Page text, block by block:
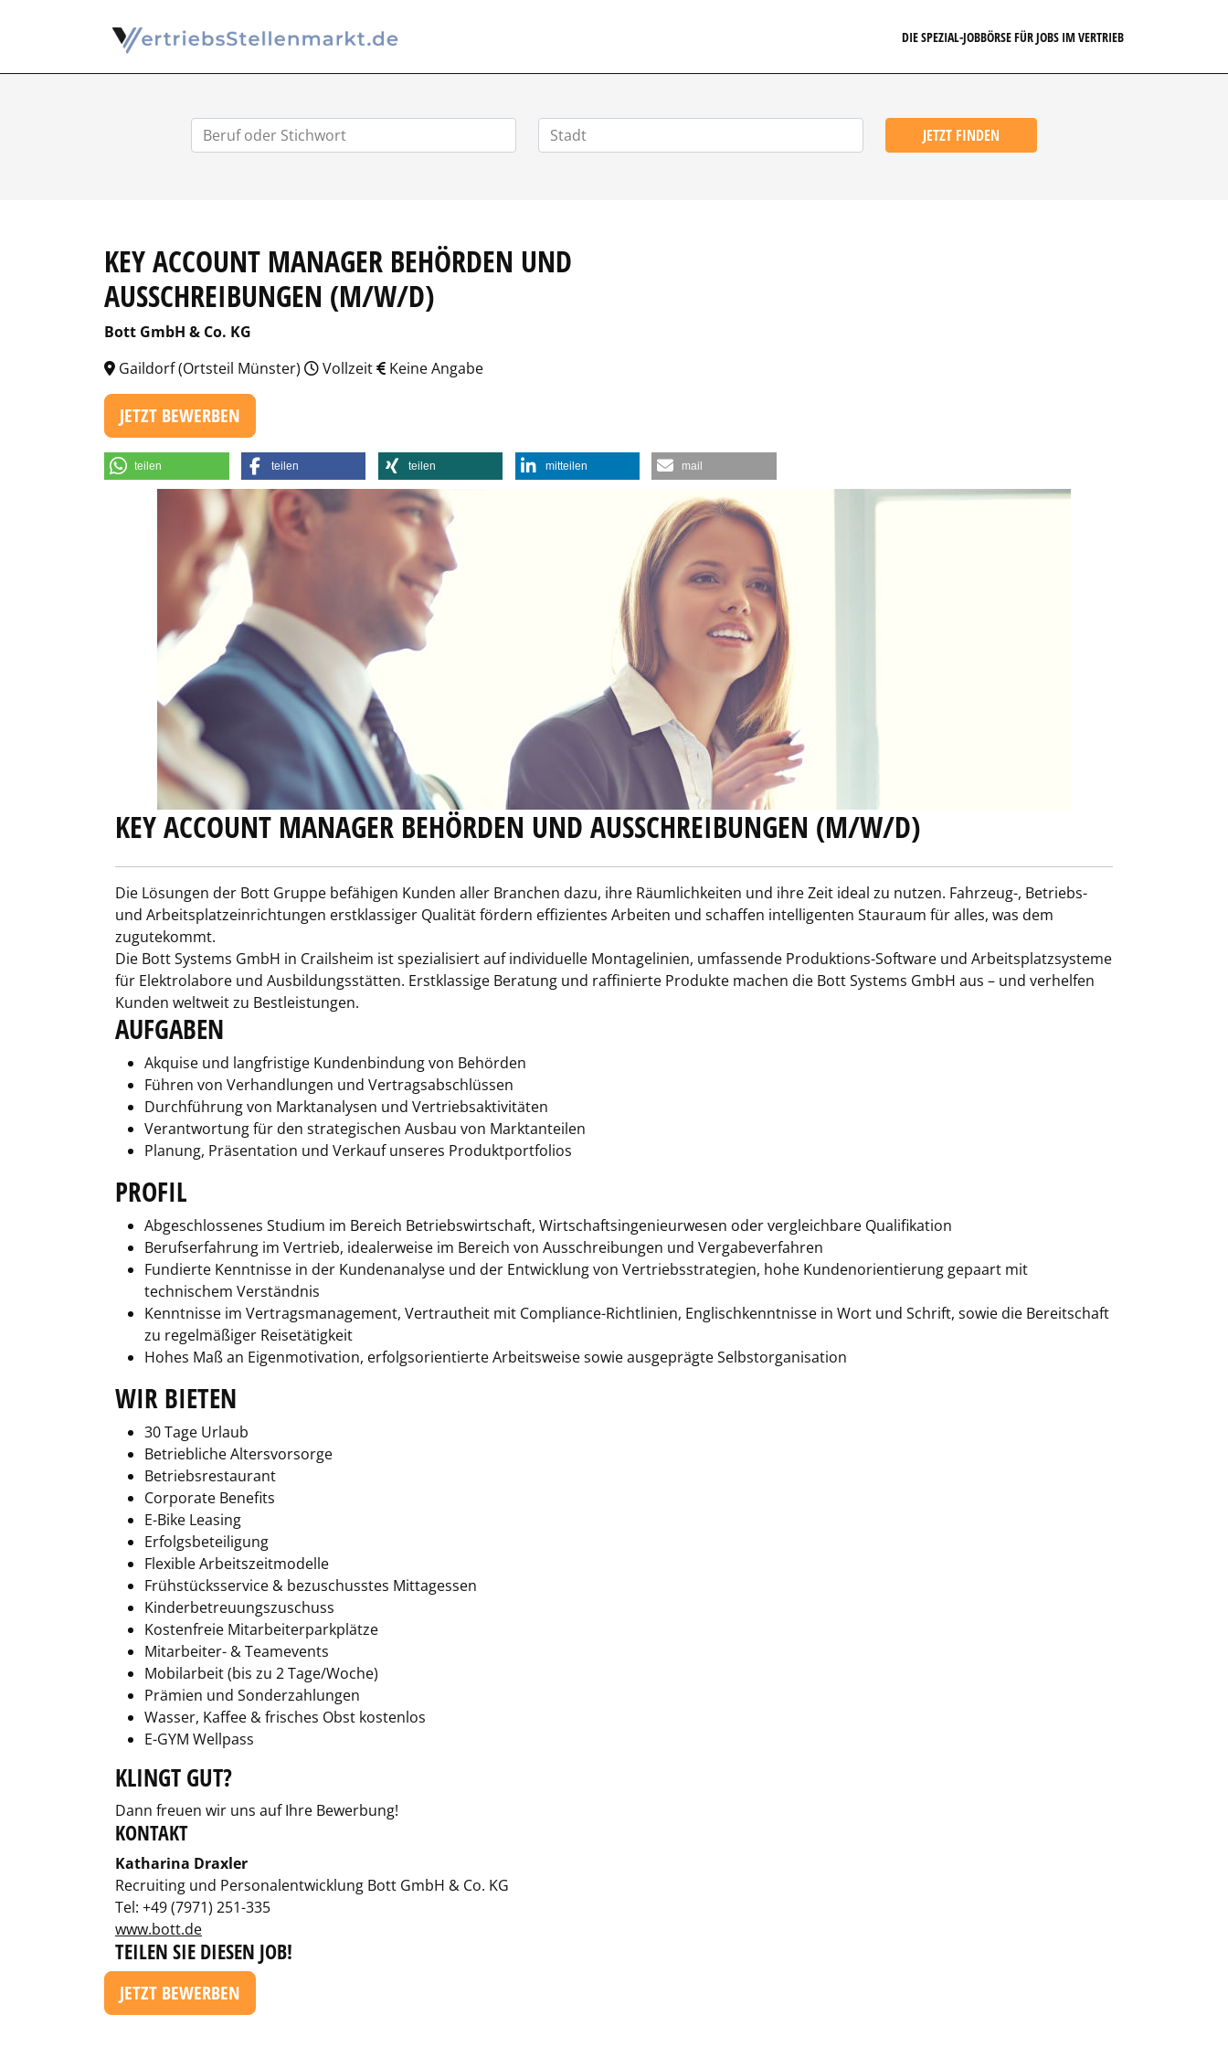
DIE SPEZIAL-JOBBÖRSE FÜR JOBS IM VERTRIEB
JETZT FINDEN
KEY ACCOUNT MANAGER BEHÖRDEN UND
AUSSCHREIBUNGEN (M/W/D)
Bott GmbH & Co. KG
Gaildorf (Ortsteil Münster)
Vollzeit Keine Angabe
JETZT BEWERBEN
teilen teilen teilen mitteilen mail
KEY ACCOUNT MANAGER BEHÖRDEN UND AUSSCHREIBUNGEN (M/W/D)
Die Lösungen der Bott Gruppe befähigen Kunden aller Branchen dazu, ihre Räumlichkeiten und ihre Zeit ideal zu nutzen. Fahrzeug-, Betriebs-
und Arbeitsplatzeinrichtungen erstklassiger Qualität fördern effizientes Arbeiten und schaffen intelligenten Stauraum für alles, was dem
zugutekommt.
Die Bott Systems GmbH in Crailsheim ist spezialisiert auf individuelle Montagelinien, umfassende Produktions-Software und Arbeitsplatzsysteme
für Elektrolabore und Ausbildungsstätten. Erstklassige Beratung und raffinierte Produkte machen die Bott Systems GmbH aus – und verhelfen
Kunden weltweit zu Bestleistungen.
AUFGABEN
Akquise und langfristige Kundenbindung von Behörden
Führen von Verhandlungen und Vertragsabschlüssen
Durchführung von Marktanalysen und Vertriebsaktivitäten
Verantwortung für den strategischen Ausbau von Marktanteilen
Planung, Präsentation und Verkauf unseres Produktportfolios
PROFIL
Abgeschlossenes Studium im Bereich Betriebswirtschaft, Wirtschaftsingenieurwesen oder vergleichbare Qualifikation
Berufserfahrung im Vertrieb, idealerweise im Bereich von Ausschreibungen und Vergabeverfahren
Fundierte Kenntnisse in der Kundenanalyse und der Entwicklung von Vertriebsstrategien, hohe Kundenorientierung gepaart mit
technischem Verständnis
Kenntnisse im Vertragsmanagement, Vertrautheit mit Compliance-Richtlinien, Englischkenntnisse in Wort und Schrift, sowie die Bereitschaft
zu regelmäßiger Reisetätigkeit
Hohes Maß an Eigenmotivation, erfolgsorientierte Arbeitsweise sowie ausgeprägte Selbstorganisation
WIR BIETEN
30 Tage Urlaub
Betriebliche Altersvorsorge
Betriebsrestaurant
Corporate Benefits
E-Bike Leasing
Erfolgsbeteiligung
Flexible Arbeitszeitmodelle
Frühstücksservice & bezuschusstes Mittagessen
Kinderbetreuungszuschuss
Kostenfreie Mitarbeiterparkplätze
Mitarbeiter- & Teamevents
Mobilarbeit (bis zu 2 Tage/Woche)
Prämien und Sonderzahlungen
Wasser, Kaffee & frisches Obst kostenlos
E-GYM Wellpass
KLINGT GUT?
Dann freuen wir uns auf Ihre Bewerbung!
KONTAKT
Katharina Draxler
Recruiting und Personalentwicklung Bott GmbH & Co. KG
Tel: +49 (7971) 251-335
www.bott.de
TEILEN SIE DIESEN JOB!
JETZT BEWERBEN